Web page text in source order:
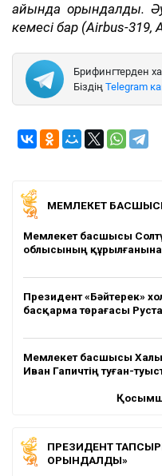
айында орындалды.
кемесі бар (Airbus-319,
Брифингтерден
Біздің Telegram
МЕМЛЕКЕТ
Мемлекет басшысы
облысының
Президент «Бәйтерек»
басқарма төрағасы
Мемлекет басшысы
Иван Гапичтің туған-
ПРЕЗИДЕНТ
ОРЫНДАЛДЫ»